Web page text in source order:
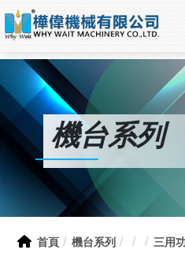
機台系列
首頁 機台系列 三用